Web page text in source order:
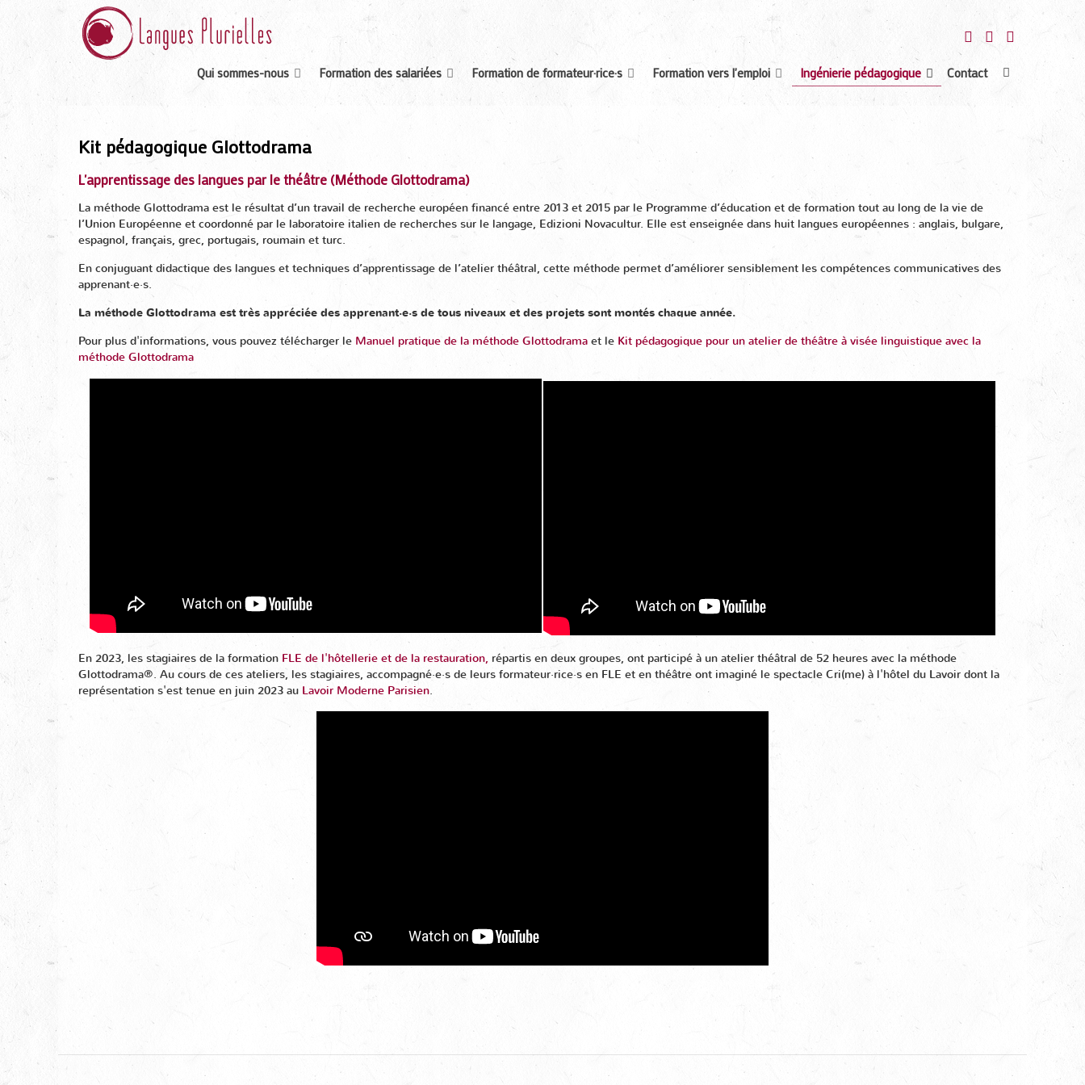
Qui sommes-nous Formation des salariées Formation de formateur·rice·s Formation vers l'emploi Ingénierie pédagogique Contact
Kit pédagogique Glottodrama
L'apprentissage des langues par le théâtre (Méthode Glottodrama)
La méthode Glottodrama est le résultat d’un travail de recherche européen financé entre 2013 et 2015 par le Programme d’éducation et de formation tout au long de la vie de
l’Union Européenne et coordonné par le laboratoire italien de recherches sur le langage, Edizioni Novacultur. Elle est enseignée dans huit langues européennes : anglais, bulgare,
espagnol, français, grec, portugais, roumain et turc.
En conjuguant didactique des langues et techniques d’apprentissage de l’atelier théâtral, cette méthode permet d’améliorer sensiblement les compétences communicatives des
apprenant·e·s.
La méthode Glottodrama est très appréciée des apprenant·e·s de tous niveaux et des projets sont montés chaque année.
Pour plus d'informations, vous pouvez télécharger le Manuel pratique de la méthode Glottodrama et le Kit pédagogique pour un atelier de théâtre à visée linguistique avec la
méthode Glottodrama
En 2023, les stagiaires de la formation FLE de l'hôtellerie et de la restauration, répartis en deux groupes, ont participé à un atelier théâtral de 52 heures avec la méthode
Glottodrama®. Au cours de ces ateliers, les stagiaires, accompagné·e·s de leurs formateur·rice·s en FLE et en théâtre ont imaginé le spectacle Cri(me) à l'hôtel du Lavoir dont la
représentation s'est tenue en juin 2023 au Lavoir Moderne Parisien.